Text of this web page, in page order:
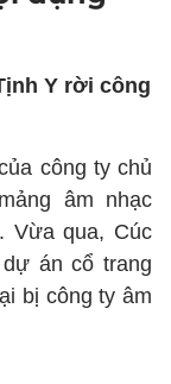
Y rời công
công ty chủ
âm nhạc
Vừa qua, Cúc
án cổ trang
bị công ty âm